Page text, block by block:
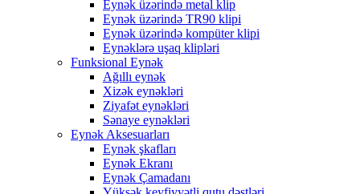
Eynək üzərində metal klip
Eynək üzərində TR90 klipi
Eynək üzərində kompüter klipi
Eynəklərə uşaq klipləri
Funksional Eynək
Ağıllı eynək
Xizək eynəkləri
Ziyafət eynəkləri
Sənaye eynəkləri
Eynək Aksesuarları
Eynək şkafları
Eynək Ekranı
Eynək Çamadanı